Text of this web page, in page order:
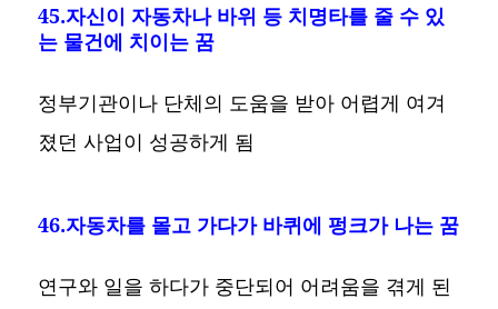
45.자신이 자동차나 바위 등 치명타를 줄 수 있
는 물건에 치이는 꿈
정부기관이나 단체의 도움을 받아 어렵게 여겨
졌던 사업이 성공하게 됨
46.자동차를 몰고 가다가 바퀴에 펑크가 나는 꿈
연구와 일을 하다가 중단되어 어려움을 겪게 된